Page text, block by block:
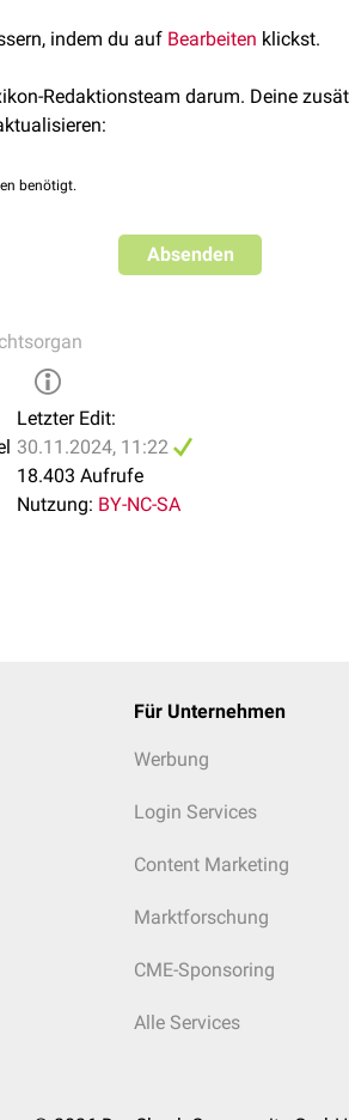
Arteria carotis interna.
indem du auf Bearbeiten klickst.
Redaktionsteam darum. Deine
benötigt.
Absenden
Letzter Edit:
30.11.2024, 11:22
18.403 Aufrufe
Nutzung: BY-NC-SA
Für Unternehmen
Werbung
Login Services
Content Marketing
Marktforschung
CME-Sponsoring
Alle Services